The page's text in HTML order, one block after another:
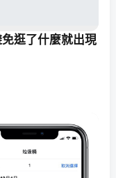
逛了什麼就出現